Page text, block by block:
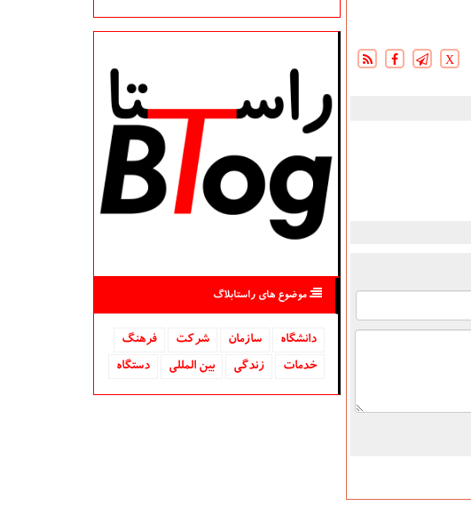
X
موضوع های راستابلاگ
دانشگاه‌ سازمان شركت
فرهنگ
خدمات
زندگی بین المللی دستگاه